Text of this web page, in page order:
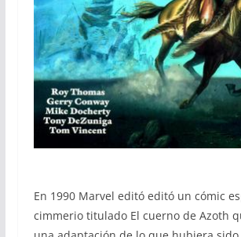
En 1990 Marvel editó editó un cómic
cimmerio titulado El cuerno de Azoth